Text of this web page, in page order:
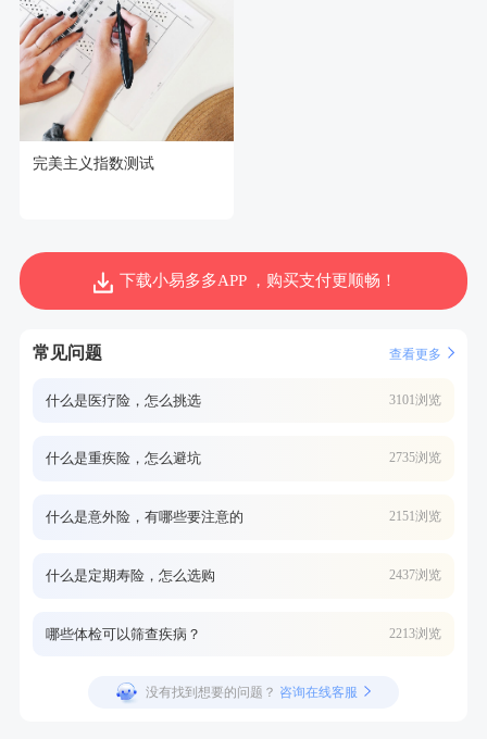
完美主义指数测试
下载小易多多APP ，购买支付更顺畅！
常见问题 查看更多
什么是医疗险，怎么挑选 3101浏览
什么是重疾险，怎么避坑 2735浏览
什么是意外险，有哪些要注意的 2151浏览
什么是定期寿险，怎么选购 2437浏览
哪些体检可以筛查疾病？ 2213浏览
没有找到想要的问题？ 咨询在线客服